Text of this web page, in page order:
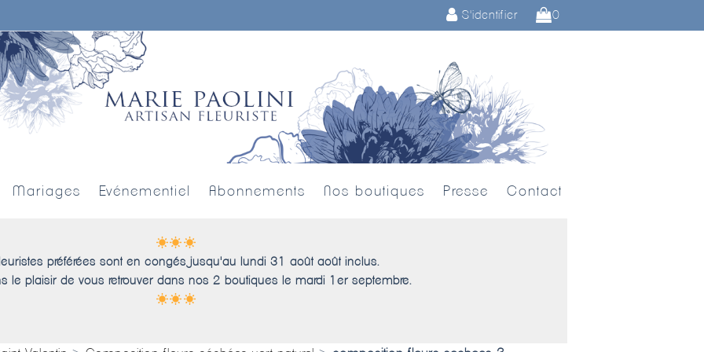
S'identifier 0
Mariages Evénementiel Abonnements Nos boutiques Presse Contact
préférées sont en congés jusqu'au lundi 31 août août inclus.
le plaisir de vous retrouver dans nos 2 boutiques le mardi 1er septembre.